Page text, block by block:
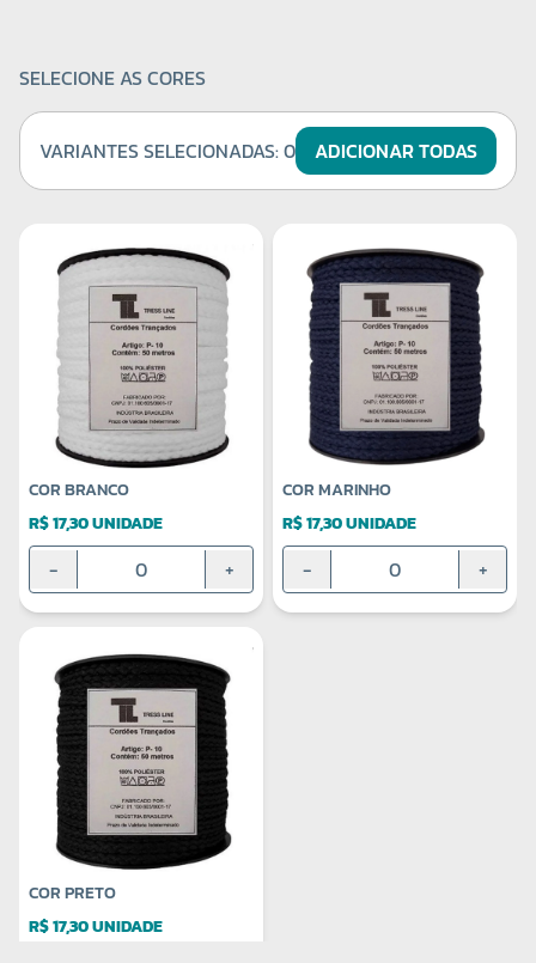
SELECIONE AS CORES
VARIANTES SELECIONADAS:0 ADICIONAR TODAS
COR BRANCO
R$ 17,30 UNIDADE
- +
COR MARINHO
R$ 17,30 UNIDADE
- +
COR PRETO
R$ 17,30 UNIDADE